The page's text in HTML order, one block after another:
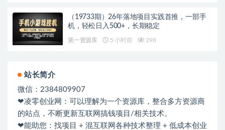
（19733期）26年落地项目实践首推，一部手
机，轻松日入500+，长期稳定
第一资源库 5 小时前 298
站长简介
微信：2384809907
❤凌零创业网：可以理解为一个资源库，整合多方资源商
的站点，不断更新互联网搞钱项目/相关技术。
❤能助您：找项目 + 混互联网各种技术整理 + 低成本创业